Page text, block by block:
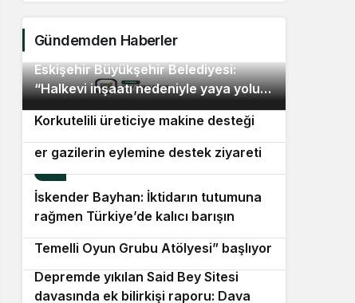
Gündemden Haberler
Eskişehir Büyükşehir Belediyesi:
“Halkevi inşaatı nedeniyle yaya yolu
geçici olarak kapatıldı”
2
Antalya Büyükşehir Belediyesi’nden
Korkutelili üreticiye makine desteği
3
Özgür Özel’den, er şehit yakınları ve
er gazilerin eylemine destek ziyareti
4
İskender Bayhan: İktidarın tutumuna
rağmen Türkiye’de kalıcı barışın
sağlanması ve Kürt sorununun
demokratik çözümünü savunuyoruz
5
Beşiktaş Belediyesi’nin “Theraplay
Temelli Oyun Grubu Atölyesi” başlıyor
6
Depremde yıkılan Said Bey Sitesi
davasında ek bilirkişi raporu: Dava
7